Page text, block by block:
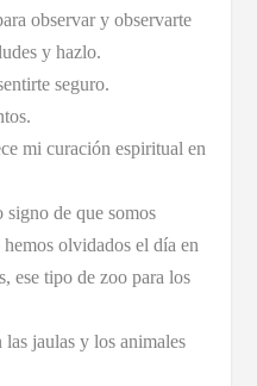
observar y observarte
y hazlo.
seguro.
mi curación espiritual en
de que somos
olvidados el día en
ese tipo de zoo para los
jaulas y los animales